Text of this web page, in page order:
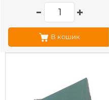
В кошик